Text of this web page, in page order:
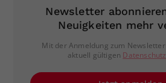
Newsletter
Neuigkeiten mehr
Mit der Anmeldung zum
aktuell gültigen